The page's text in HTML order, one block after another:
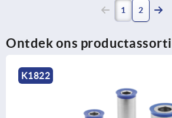
1 (current)
2
Ontdek ons
K1822